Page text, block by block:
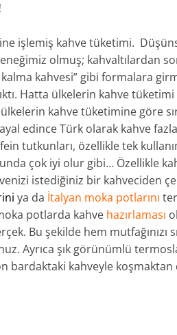
işlemiş kahve tüketimi.
olmuş; kahvaltılardan
kalma kahvesi” gibi formalara
Hatta ülkelerin kahve
kahve tüketimine göre
edince Türk olarak kahve
tutkunları, özellikle tek
çok iyi olur gibi… Özellikle
istediğiniz bir kahveciden
ya da İtalyan moka potlarını
potlarda kahve hazırlaması
Bu şekilde hem mutfağınızı
Ayrıca şık görünümlü
bardaktaki kahveyle